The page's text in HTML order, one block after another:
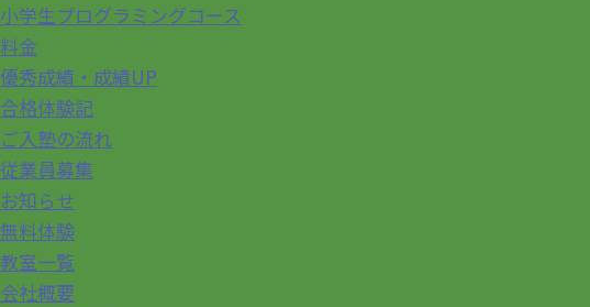
小学生プログラミングコース
料金
優秀成績・成績UP
合格体験記
ご入塾の流れ
従業員募集
お知らせ
無料体験
教室一覧
会社概要